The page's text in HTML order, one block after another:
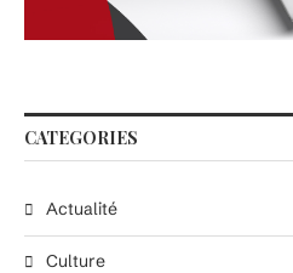
CATEGORIES
Actualité
Culture